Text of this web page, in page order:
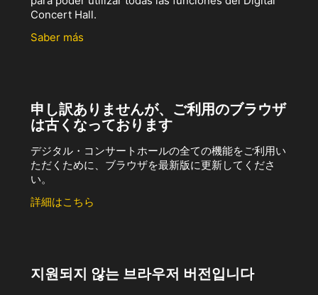
Concert Hall.
Saber más
申し訳ありませんが、ご利用のブラウザ
は古くなっております
デジタル・コンサートホールの全ての機能をご利用い
ただくために、ブラウザを最新版に更新してくださ
い。
詳細はこちら
지원되지 않는 브라우저 버전입니다